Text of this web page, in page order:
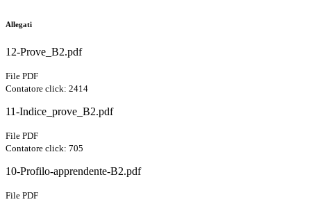
Allegati
12-Prove_B2.pdf
File PDF
Contatore click: 2414
11-Indice_prove_B2.pdf
File PDF
Contatore click: 705
10-Profilo-apprendente-B2.pdf
File PDF